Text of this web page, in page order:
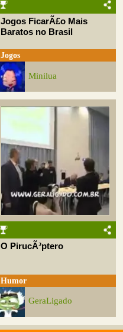
Jogos FicarÃ£o Mais
Baratos no Brasil
Jogos
Minilua
O PirucÃ³ptero
Humor
GeraLigado